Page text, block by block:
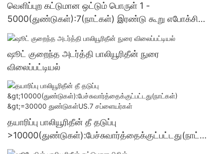
வெளிப்புற கட்டுமான ஒட்டும் பொருள் 1 -
5000(துண்டுகள்):7(நாட்கள்) இரண்டு கூறு எபோக்சி
ஒட்டும் பொருள் மொத்த விற்பனை - ஷூட்
ஷூட் குறைந்த அடர்த்தி பாலியூரிதீன் நுரை
விலைப்பட்டியல்
தயாரிப்பு பாலியூரிதீன் தீ தடுப்பு
>10000(துண்டுகள்):பேச்சுவார்த்தைக்குட்பட்டது(நாட்க
ள்) >=30000 துண்டுகள்US.7 சப்ளையர்கள்